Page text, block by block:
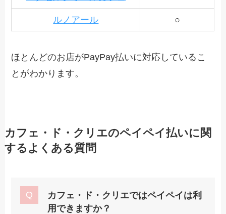
ルノアール ○
ほとんどのお店がPayPay払いに対応しているこ
とがわかります。
カフェ・ド・クリエのペイペイ払いに関
するよくある質問
カフェ・ド・クリエではペイペイは利
用できますか？